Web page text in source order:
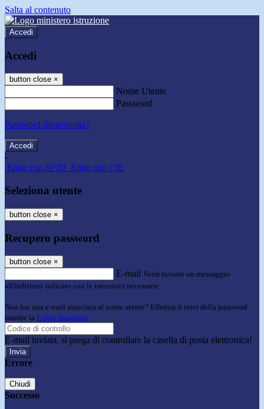
Salta al contenuto
Accedi
Accedi
button close ×
Nome Utente
Password
Password dimenticata?
-
Entra con SPID Entra con CIE
Seleziona utente
button close ×
Recupero password
button close ×
E-mail Verrà inviato un messaggio
all'indirizzo indicato con le istruzioni necessarie.
Non hai una e-mail associata al nome utente? Effettua il reset della password
tramite la Login Spaggiari
E-mail inviata, si prega di controllare la casella di posta elettronica!
Errore
Chiudi
Successo